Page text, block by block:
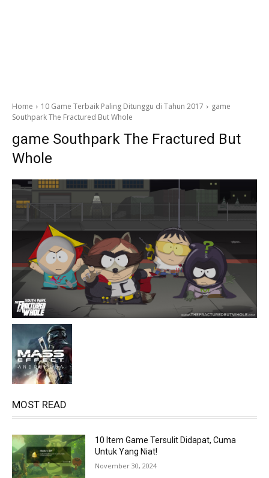
Home 10 Game Terbaik Paling Ditunggu di Tahun 2017
game
Southpark The Fractured But Whole
game Southpark The Fractured But
Whole
MOST READ
10 Item Game Tersulit Didapat, Cuma
Untuk Yang Niat!
November 30, 2024